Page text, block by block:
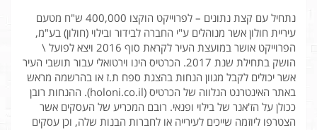
נתחיל עם קצת נתונים – לפרוייקט הוקצו 400,000 ש"ח מטעם
עיריית חולון אשר מנוהלים ע"י החברה לבידור ובילוי (חולון) בע"מ,
הפרוייקט אושר במועצת העיר לקראת סוף 2016 ויצא לפועל \
הושק בתחילת שנת 2017. הכרטיס הינו וירטואלי עבור תושבי העיר
אשר יכולים לקבל מגוון הנחות בהצגת ספח ת.ז או בהרשמה מראש
באתר האינטרנט הנלווה של הכרטיס (holoni.co.il). ההנחות רובן
ככולן על הז'אנר של בילוי ופנאי. רובם המכריע של העסקים אשר
הצטרפו ליוזמה שייכים לעירייה או לחברות הבנות שלה, וכן עסקים